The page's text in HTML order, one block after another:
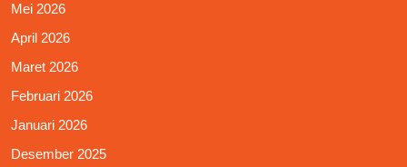
Mei 2026
April 2026
Maret 2026
Februari 2026
Januari 2026
Desember 2025